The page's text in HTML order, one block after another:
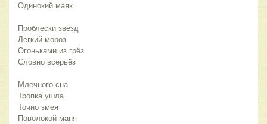
Одинокий маяк
Проблески звёзд
Лёгкий мороз
Огоньками из грёз
Словно всерьёз
Млечного сна
Тропка ушла
Точно змея
Поволокой маня